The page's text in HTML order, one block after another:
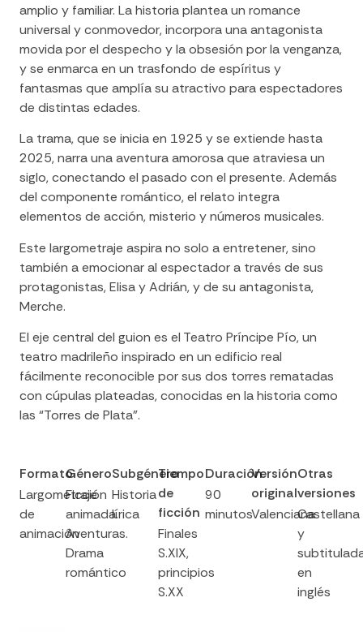
amplio y familiar. La historia plantea un romance
universal y conmovedor, incorpora una antagonista
movida por el despecho y la obsesión por la venganza,
y se enmarca en un trasfondo de espíritus y
fantasmas que amplía su atractivo para espectadores
de distintas edades.
La trama, que se inicia en 1925 y se extiende hasta
2025, narra una aventura amorosa que atraviesa un
siglo, conectando el pasado con el presente. Además
del componente romántico, el relato integra
elementos de acción, misterio y números musicales.
Este largometraje aspira no solo a entretener, sino
también a emocionar al espectador a través de sus
protagonistas, Elisa y Adrián, y de su antagonista,
Merche.
El eje central del guion es el Teatro Príncipe Pío, un
teatro madrileño inspirado en un edificio real
fácilmente reconocible por sus dos torres rematadas
con cúpulas plateadas, conocidas en la historia como
las “Torres de Plata”.
Formato
Largometraje
de
animación
Género
Ficción
animada.
Aventuras.
Drama
romántico
Subgénero
Historia
lírica
Tiempo
de
ficción
Finales
S.XIX,
principios
S.XX
Duración
90
minutos
Versión
original
Valenciana
Otras
versiones
Castellana
y
en
inglés